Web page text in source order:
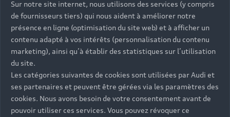
Sur notre site internet, nous utilisons des services (y compris
de fournisseurs tiers) qui nous aident à améliorer notre
présence en ligne (optimisation du site web) et à afficher un
contenu adapté à vos intérêts (personnalisation du contenu
marketing), ainsi qu’à établir des statistiques sur l’utilisation
du site.
Les catégories suivantes de cookies sont utilisées par Audi et
ses partenaires et peuvent être gérées via les paramètres des
cookies. Nous avons besoin de votre consentement avant de
pouvoir utiliser ces services. Vous pouvez révoquer ce